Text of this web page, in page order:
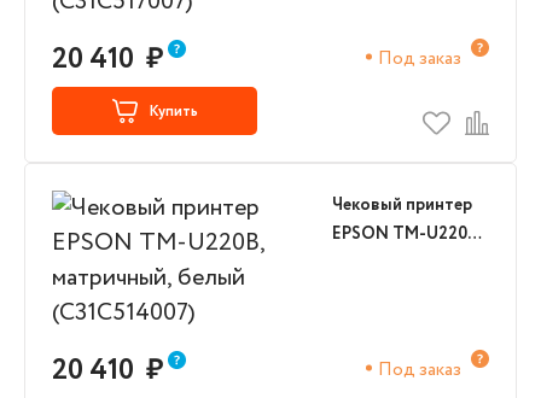
20 410 ₽ Под заказ
Купить
Чековый принтер
EPSON TM-U220B,
20 410 ₽ Под заказ